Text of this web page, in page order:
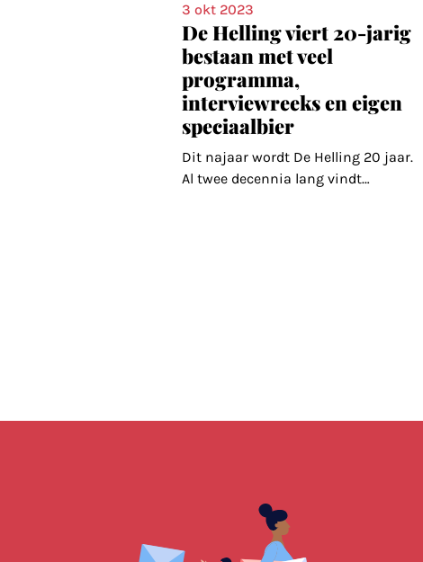
3 okt 2023
De Helling viert 20-jarig
bestaan met veel
programma,
interviewreeks en eigen
speciaalbier
Dit najaar wordt De Helling 20 jaar.
Al twee decennia lang vindt…